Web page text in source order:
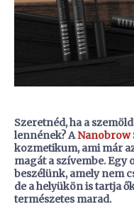
Szeretnéd, ha a
lennének? ANanobrow
kozmetikum, ami már
magát a szívembe.
beszélünk, amely nem
de a helyükön is tartja
természetes marad.